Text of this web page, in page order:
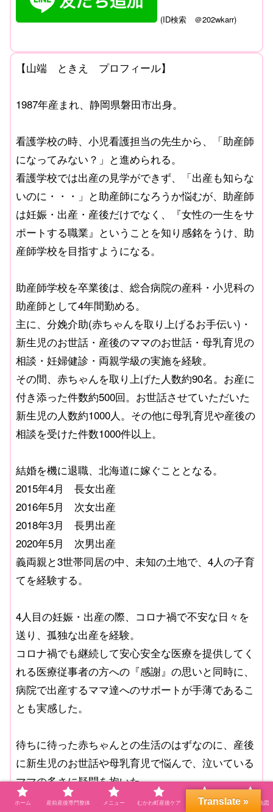
(ID検索 ＠202wkarr)
【山端 ときえ プロフィール】
1987年産まれ、静岡県磐田市出身。
看護学校の時、小児看護担当の先生から、「助産師
になってみない？」と進められる。
看護学校では出産の見学ができず、「出産も知らな
いのに・・・」と助産師になろうか悩むが、助産師
は妊娠・出産・産後だけでなく、『女性の一生をサ
ポートする職業』ということを知り感銘をうけ、助
産師学校を目指すようになる。
助産師学校を卒業後は、総合病院の産科・小児科の
助産師として4年間勤める。
主に、分娩介助(赤ちゃんを取り上げるお手伝い)・
新生児のお世話・産後のママのお世話・母乳育児の
相談・妊婦健診・両親学級の実施を経験。
その間、赤ちゃんを取り上げた人数約90名。お産に
付き添った件数約500回。お世話させていただいた
新生児の人数約1000人。その他に母乳育児や産後の
相談を受けた件数1000件以上。
結婚を機に退職、北海道に嫁ぐこととなる。
2015年4月 長女出産
2016年5月 次女出産
2018年3月 長男出産
2020年5月 次男出産
義両親と3世帯同居の中、未知の土地で、4人の子育
てを経験する。
4人目の妊娠・出産の際、コロナ禍で不安な日々を
送り、孤独な出産を経験。
コロナ禍でも継続して安心安全な医療を提供してく
れる医療従事者の方への『感謝』の思いと同時に、
病院で出産するママ達へのサポートが手薄であるこ
とも実感した。
待ちに待った赤ちゃんとの生活のはずなのに、産後
に新生児のお世話や母乳育児で悩んで、泣いている
ママの多さに疑問を抱いた。
”妊娠””出産”は一生続く子育てのスタートライン。
ホーム 産前産後専門整体 メニュー むかわ町産後ケア プロフィール 自宅サロン地図
Translate »